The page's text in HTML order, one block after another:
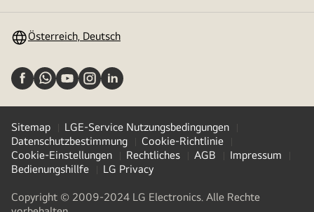
Österreich, Deutsch
Sitemap
LGE-Service Nutzungsbedingungen
Datenschutzbestimmung
Cookie-Richtlinie
Cookie-Einstellungen
Rechtliches AGB
Impressum
Bedienungshillfe
LG Privacy
Copyright © 2009-2024 LG Electronics. Alle Rechte